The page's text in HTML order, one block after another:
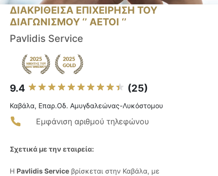
ΔΙΑΚΡΙΘΕΙΣΑ ΕΠΙΧΕΙΡΗΣΗ ΤΟΥ
ΔΙΑΓΩΝΙΣΜΟΥ ‘’ ΑΕΤΟΙ ‘’
Pavlidis Service
9.4 (25)
Καβάλα, Επαρ.Οδ. Αμυγδαλεώνας-Λυκόστομου
Εμφάνιση αριθμού τηλεφώνου
Σχετικά με την εταιρεία:
Η Pavlidis Service βρίσκεται στην Καβάλα, με